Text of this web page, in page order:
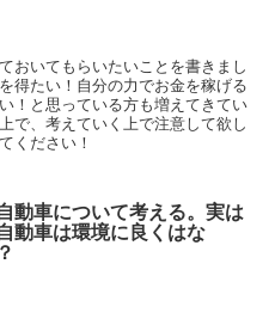
おいてもらいたいことを書きまし
得たい！自分の力でお金を稼げる
！と思っている方も増えてきてい
で、考えていく上で注意して欲し
ください！
動車について考える。実は
動車は環境に良くはな